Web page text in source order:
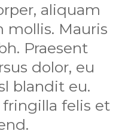
aliquam
mollis. Mauris
Praesent
dolor, eu
blandit eu.
felis et